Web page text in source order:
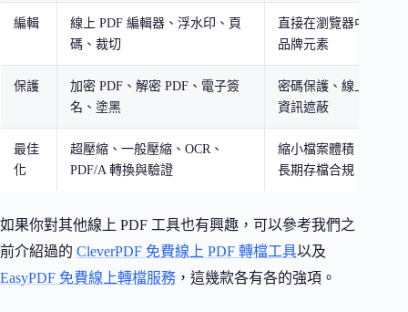
編輯
線上 PDF 編輯器、浮水印、頁
碼、裁切
直接在瀏覽器中修改
品牌元素
保護
加密 PDF、解密 PDF、電子簽
名、塗黑
密碼保護、線上簽署
資訊遮蔽
最佳
化
超壓縮、一般壓縮、OCR、
PDF/A 轉換與驗證
縮小檔案體積、掃描
長期存檔合規
如果你對其他線上 PDF 工具也有興趣，可以參考我們之
前介紹過的 CleverPDF 免費線上 PDF 轉檔工具以及
EasyPDF 免費線上轉檔服務 ，這幾款各有各的強項。